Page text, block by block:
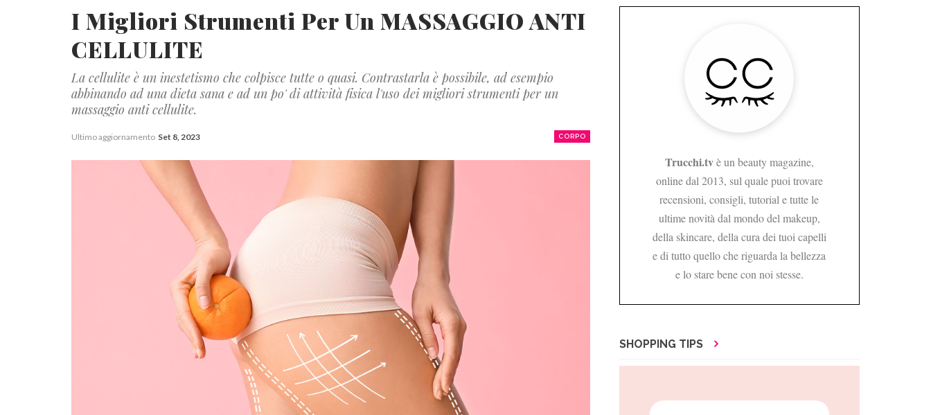
I Migliori Strumenti Per Un MASSAGGIO ANTI
CELLULITE
La cellulite è un inestetismo che colpisce tutte o quasi. Contrastarla è possibile, ad esempio
abbinando ad una dieta sana e ad un po' di attività fisica l'uso dei migliori strumenti per un
massaggio anti cellulite.
CORPO
Ultimo aggiornamento Set 8, 2023
Trucchi.tvè un beauty magazine,
online dal 2013, sul quale puoi trovare
recensioni, consigli, tutorial e tutte le
ultime novità dal mondo del makeup,
della skincare, della cura dei tuoi capelli
e di tutto quello che riguarda la bellezza
e lo stare bene con noi stesse.
SHOPPING TIPS